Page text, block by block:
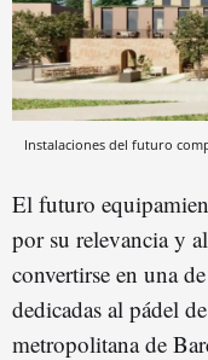
Instalaciones del futuro
El futuro
por su relevancia y
convertirse en una
dedicadas al pádel
metropolitana de